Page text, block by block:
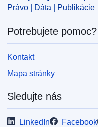
IMMC : REQ-T-1160-
Právo | Dáta | Publikácie
Potrebujete pomoc?
Kontakt
Mapa stránky
Sledujte nás
LinkedIn Facebook